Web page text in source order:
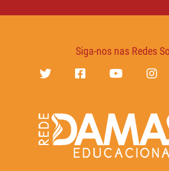
Siga-nos nas Redes